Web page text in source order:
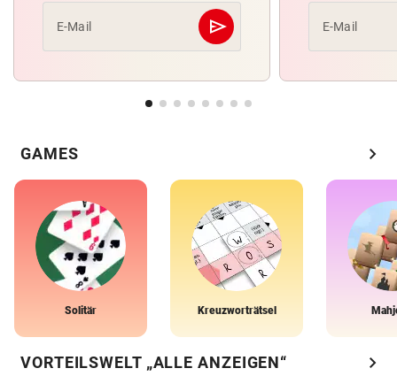
E-Mail send
Abschicken E-Mail
GAMES chevron_right
Solitär Kreuzworträtsel
VORTEILSWELT „ALLE ANZEIGEN“ chevron_right